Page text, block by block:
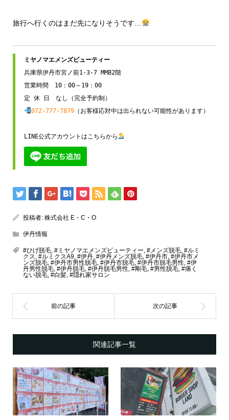
旅行へ行くのはまだ先になりそうです…
ミヤノマエメンズビューティー
兵庫県伊丹市宮ノ前1-3-7 MMB2階
営業時間　10：00～19：00
072-777-7879（お客様応対中は出られない可能性があります）
LINE公式アカウントはこちらから
投稿者: 株式会社 E・C・O
伊丹情報
#ひげ脱毛, #ミヤノマエメンズビューティー, #メンズ脱毛, #ルミ
クス, #ルミクスA9, #伊丹, #伊丹メンズ脱毛, #伊丹市, #伊丹市メ
ンズ脱毛, #伊丹市男性脱毛, #伊丹市脱毛, #伊丹市脱毛男性, #伊
丹男性脱毛, #伊丹脱毛, #伊丹脱毛男性, #剛毛, #男性脱毛, #痛く
ない脱毛, #白髪, #隠れ家サロン
関連記事一覧